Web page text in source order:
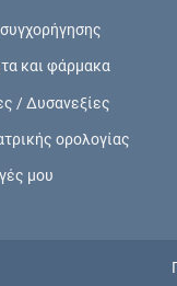
και φάρμακα
/ Δυσανεξίες
ορολογίας
μου